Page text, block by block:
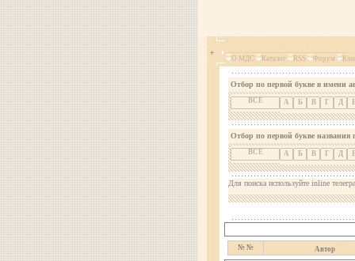
О МДС Каталог RSS Форум
Отбор по первой букве в имени
ВСЕ А Б В Г Д
Отбор по первой букве названия
ВСЕ А Б В Г Д
Для поиска используйте inline
№ № Автор